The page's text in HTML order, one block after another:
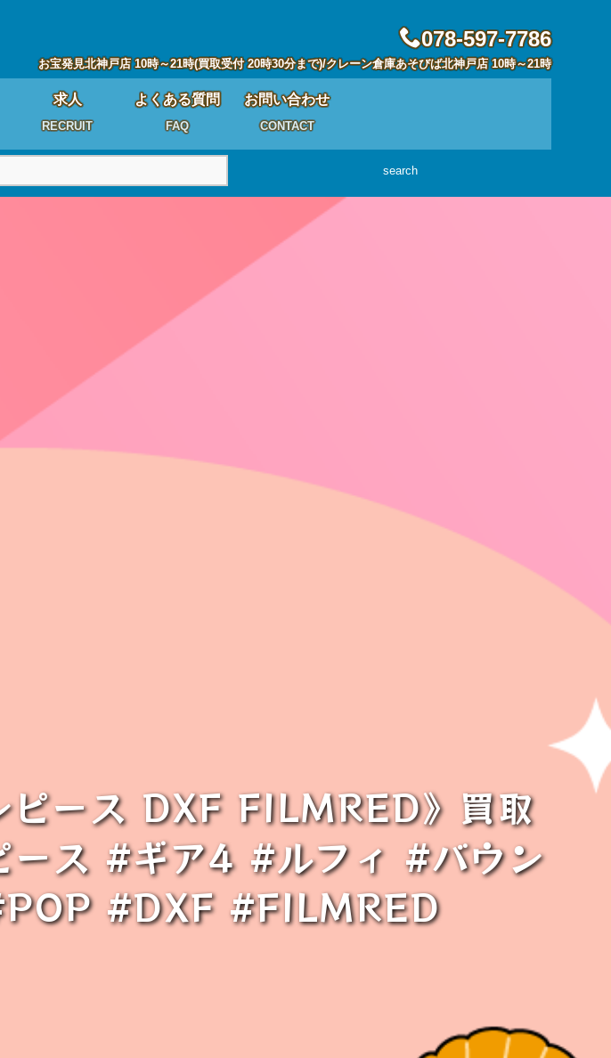
078-597-7786
お宝発見北神戸店 10時～21時(買取受付 20時30分まで)/クレーン倉庫あそびば北神戸店 10時～21時
求人
RECRUIT
よくある質問
FAQ
お問い合わせ
CONTACT
search
ース DXF FILMRED》買取
ス #ギア4 #ルフィ #バウン
#DXF #FILMRED